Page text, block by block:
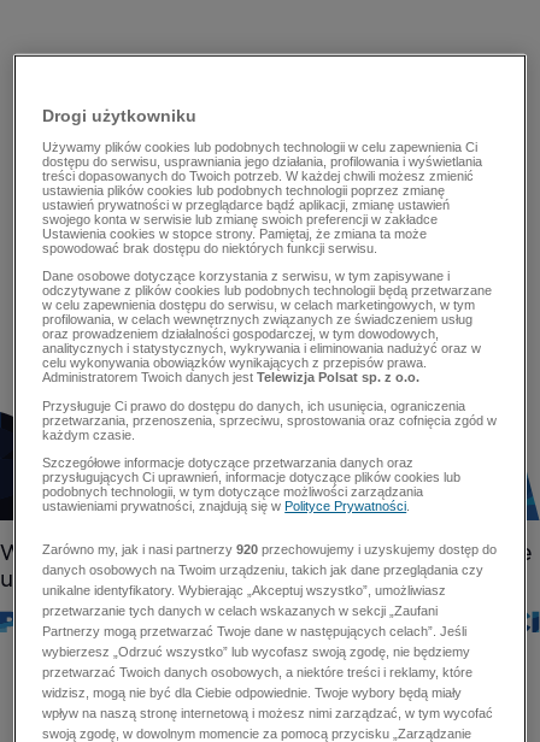
Drogi użytkowniku
Używamy plików cookies lub podobnych technologii w celu zapewnienia Ci
dostępu do serwisu, usprawniania jego działania, profilowania i wyświetlania
treści dopasowanych do Twoich potrzeb. W każdej chwili możesz zmienić
ustawienia plików cookies lub podobnych technologii poprzez zmianę
ustawień prywatności w przeglądarce bądź aplikacji, zmianę ustawień
swojego konta w serwisie lub zmianę swoich preferencji w zakładce
Ustawienia cookies w stopce strony. Pamiętaj, że zmiana ta może
spowodować brak dostępu do niektórych funkcji serwisu.
Dane osobowe dotyczące korzystania z serwisu, w tym zapisywane i
odczytywane z plików cookies lub podobnych technologii będą przetwarzane
w celu zapewnienia dostępu do serwisu, w celach marketingowych, w tym
profilowania, w celach wewnętrznych związanych ze świadczeniem usług
oraz prowadzeniem działalności gospodarczej, w tym dowodowych,
analitycznych i statystycznych, wykrywania i eliminowania nadużyć oraz w
celu wykonywania obowiązków wynikających z przepisów prawa.
Administratorem Twoich danych jestTelewizja Polsat sp. z o.o.
Przysługuje Ci prawo do dostępu do danych, ich usunięcia, ograniczenia
przetwarzania, przenoszenia, sprzeciwu, sprostowania oraz cofnięcia zgód w
każdym czasie.
Szczegółowe informacje dotyczące przetwarzania danych oraz
przysługujących Ci uprawnień, informacje dotyczące plików cookies lub
podobnych technologii, w tym dotyczące możliwości zarządzania
ustawieniami prywatności, znajdują się wPolityce Prywatności
Zarówno my, jak i nasi partnerzy920 przechowujemy i uzyskujemy dostęp do
danych osobowych na Twoim urządzeniu, takich jak dane przeglądania czy
unikalne identyfikatory. Wybierając „Akceptuj wszystko”, umożliwiasz
przetwarzanie tych danych w celach wskazanych w sekcji „Zaufani
Partnerzy mogą przetwarzać Twoje dane w następujących celach”. Jeśli
wybierzesz „Odrzuć wszystko” lub wycofasz swoją zgodę, nie będziemy
przetwarzać Twoich danych osobowych, a niektóre treści i reklamy, które
widzisz, mogą nie być dla Ciebie odpowiednie. Twoje wybory będą miały
wpływ na naszą stronę internetową i możesz nimi zarządzać, w tym wycofać
swoją zgodę, w dowolnym momencie za pomocą przycisku „Zarządzanie